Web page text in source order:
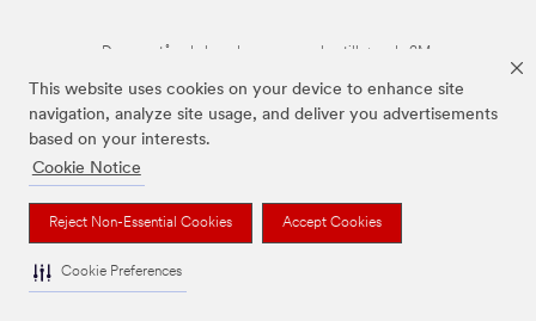
This website uses cookies on your device to enhance site
navigation, analyze site usage, and deliver you advertisements
based on your interests.
Cookie Notice
Reject Non-Essential Cookies Accept Cookies
Cookie Preferences
De ovenstående brands er varemærker tilhørende 3M.